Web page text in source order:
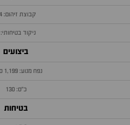
קבוצת זיהום: 14
ניקוד בטיחותי: 3
ביצועים
נפח מנוע: 1,199 סמ״ק
כ״ס: 130
בטיחות